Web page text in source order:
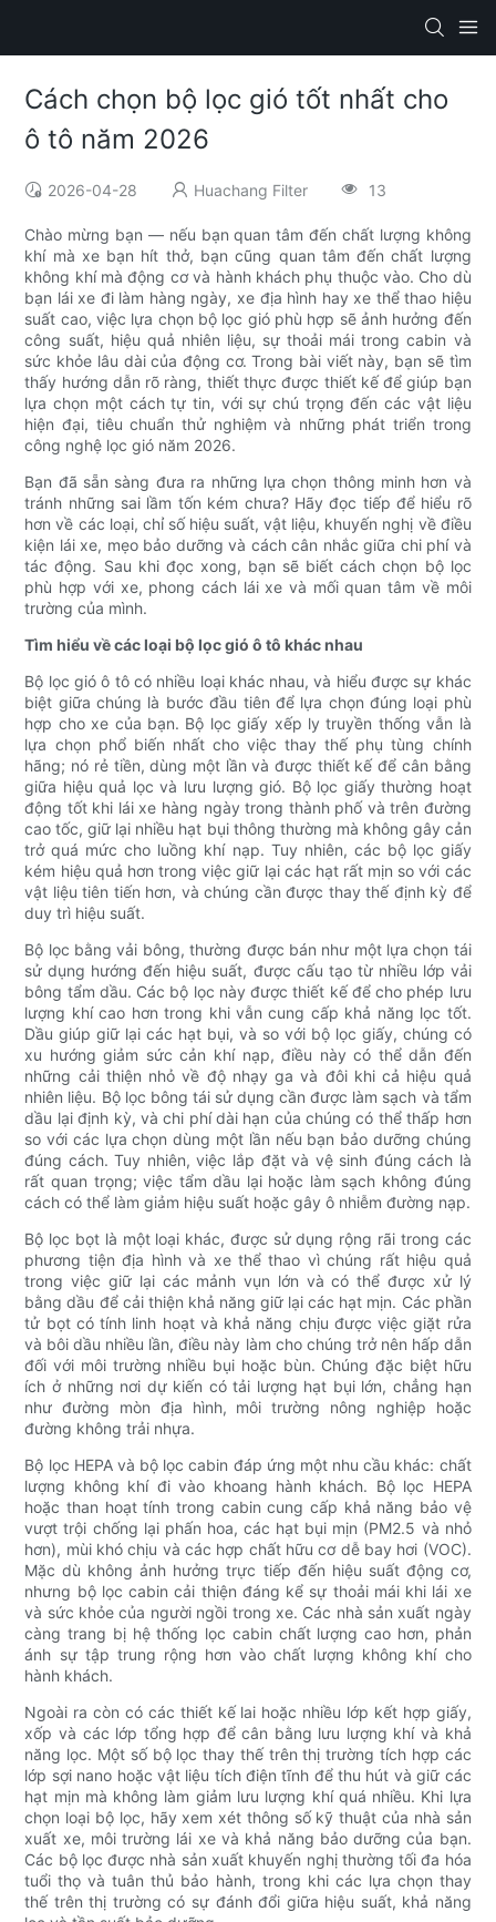
Cách chọn bộ lọc gió tốt nhất cho
ô tô năm 2026
2026-04-28 Huachang Filter 13
Chào mừng bạn — nếu bạn quan tâm đến chất lượng không
khí mà xe bạn hít thở, bạn cũng quan tâm đến chất lượng
không khí mà động cơ và hành khách phụ thuộc vào. Cho dù
bạn lái xe đi làm hàng ngày, xe địa hình hay xe thể thao hiệu
suất cao, việc lựa chọn bộ lọc gió phù hợp sẽ ảnh hưởng đến
công suất, hiệu quả nhiên liệu, sự thoải mái trong cabin và
sức khỏe lâu dài của động cơ. Trong bài viết này, bạn sẽ tìm
thấy hướng dẫn rõ ràng, thiết thực được thiết kế để giúp bạn
lựa chọn một cách tự tin, với sự chú trọng đến các vật liệu
hiện đại, tiêu chuẩn thử nghiệm và những phát triển trong
công nghệ lọc gió năm 2026.
Bạn đã sẵn sàng đưa ra những lựa chọn thông minh hơn và
tránh những sai lầm tốn kém chưa? Hãy đọc tiếp để hiểu rõ
hơn về các loại, chỉ số hiệu suất, vật liệu, khuyến nghị về điều
kiện lái xe, mẹo bảo dưỡng và cách cân nhắc giữa chi phí và
tác động. Sau khi đọc xong, bạn sẽ biết cách chọn bộ lọc
phù hợp với xe, phong cách lái xe và mối quan tâm về môi
trường của mình.
Tìm hiểu về các loại bộ lọc gió ô tô khác nhau
Bộ lọc gió ô tô có nhiều loại khác nhau, và hiểu được sự khác
biệt giữa chúng là bước đầu tiên để lựa chọn đúng loại phù
hợp cho xe của bạn. Bộ lọc giấy xếp ly truyền thống vẫn là
lựa chọn phổ biến nhất cho việc thay thế phụ tùng chính
hãng; nó rẻ tiền, dùng một lần và được thiết kế để cân bằng
giữa hiệu quả lọc và lưu lượng gió. Bộ lọc giấy thường hoạt
động tốt khi lái xe hàng ngày trong thành phố và trên đường
cao tốc, giữ lại nhiều hạt bụi thông thường mà không gây cản
trở quá mức cho luồng khí nạp. Tuy nhiên, các bộ lọc giấy
kém hiệu quả hơn trong việc giữ lại các hạt rất mịn so với các
vật liệu tiên tiến hơn, và chúng cần được thay thế định kỳ để
duy trì hiệu suất.
Bộ lọc bằng vải bông, thường được bán như một lựa chọn tái
sử dụng hướng đến hiệu suất, được cấu tạo từ nhiều lớp vải
bông tẩm dầu. Các bộ lọc này được thiết kế để cho phép lưu
lượng khí cao hơn trong khi vẫn cung cấp khả năng lọc tốt.
Dầu giúp giữ lại các hạt bụi, và so với bộ lọc giấy, chúng có
xu hướng giảm sức cản khí nạp, điều này có thể dẫn đến
những cải thiện nhỏ về độ nhạy ga và đôi khi cả hiệu quả
nhiên liệu. Bộ lọc bông tái sử dụng cần được làm sạch và tẩm
dầu lại định kỳ, và chi phí dài hạn của chúng có thể thấp hơn
so với các lựa chọn dùng một lần nếu bạn bảo dưỡng chúng
đúng cách. Tuy nhiên, việc lắp đặt và vệ sinh đúng cách là
rất quan trọng; việc tẩm dầu lại hoặc làm sạch không đúng
cách có thể làm giảm hiệu suất hoặc gây ô nhiễm đường nạp.
Bộ lọc bọt là một loại khác, được sử dụng rộng rãi trong các
phương tiện địa hình và xe thể thao vì chúng rất hiệu quả
trong việc giữ lại các mảnh vụn lớn và có thể được xử lý
bằng dầu để cải thiện khả năng giữ lại các hạt mịn. Các phần
tử bọt có tính linh hoạt và khả năng chịu được việc giặt rửa
và bôi dầu nhiều lần, điều này làm cho chúng trở nên hấp dẫn
đối với môi trường nhiều bụi hoặc bùn. Chúng đặc biệt hữu
ích ở những nơi dự kiến ​​có tải lượng hạt bụi lớn, chẳng hạn
như đường mòn địa hình, môi trường nông nghiệp hoặc
đường không trải nhựa.
Bộ lọc HEPA và bộ lọc cabin đáp ứng một nhu cầu khác: chất
lượng không khí đi vào khoang hành khách. Bộ lọc HEPA
hoặc than hoạt tính trong cabin cung cấp khả năng bảo vệ
vượt trội chống lại phấn hoa, các hạt bụi mịn (PM2.5 và nhỏ
hơn), mùi khó chịu và các hợp chất hữu cơ dễ bay hơi (VOC).
Mặc dù không ảnh hưởng trực tiếp đến hiệu suất động cơ,
nhưng bộ lọc cabin cải thiện đáng kể sự thoải mái khi lái xe
và sức khỏe của người ngồi trong xe. Các nhà sản xuất ngày
càng trang bị hệ thống lọc cabin chất lượng cao hơn, phản
ánh sự tập trung rộng hơn vào chất lượng không khí cho
hành khách.
Ngoài ra còn có các thiết kế lai hoặc nhiều lớp kết hợp giấy,
xốp và các lớp tổng hợp để cân bằng lưu lượng khí và khả
năng lọc. Một số bộ lọc thay thế trên thị trường tích hợp các
lớp sợi nano hoặc vật liệu tích điện tĩnh để thu hút và giữ các
hạt mịn mà không làm giảm lưu lượng khí quá nhiều. Khi lựa
chọn loại bộ lọc, hãy xem xét thông số kỹ thuật của nhà sản
xuất xe, môi trường lái xe và khả năng bảo dưỡng của bạn.
Các bộ lọc được nhà sản xuất khuyến nghị thường tối đa hóa
tuổi thọ và tuân thủ bảo hành, trong khi các lựa chọn thay
thế trên thị trường có sự đánh đổi giữa hiệu suất, khả năng